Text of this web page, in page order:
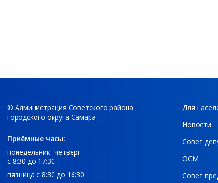
© Администрация Советского района
городского округа Самара
Приёмные часы:
понедельник- четверг
с 8:30 до 17:30
пятница с 8:30 до 16:30
Для
Новости
Совет
ОСМ
Совет